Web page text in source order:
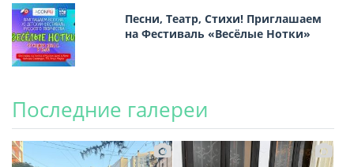
Песни, Театр, Стихи! Приглашаем
на Фестиваль «Весёлые Нотки»
Последние галереи